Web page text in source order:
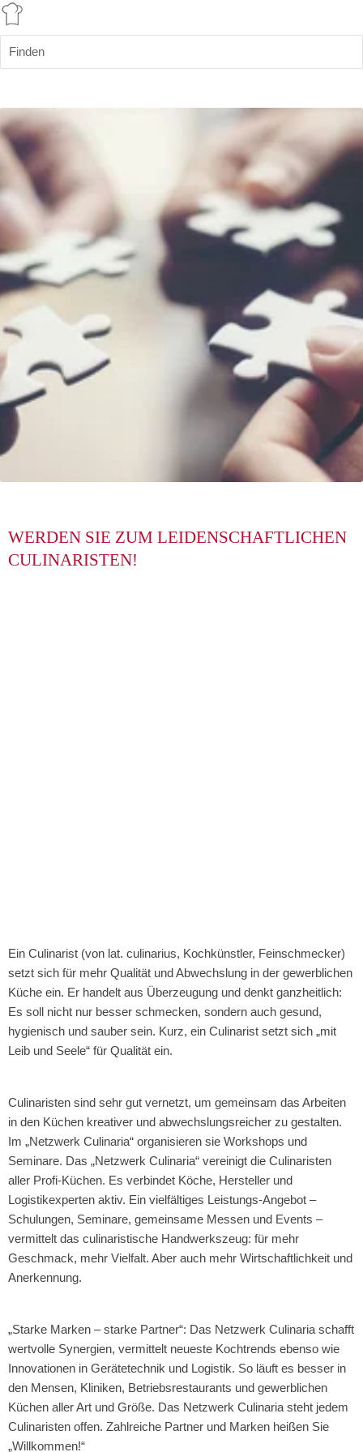
Finden
WERDEN SIE ZUM LEIDENSCHAFTLICHEN
CULINARISTEN!
Ein Culinarist (von lat. culinarius, Kochkünstler, Feinschmecker)
setzt sich für mehr Qualität und Abwechslung in der gewerblichen
Küche ein. Er handelt aus Überzeugung und denkt ganzheitlich:
Es soll nicht nur besser schmecken, sondern auch gesund,
hygienisch und sauber sein. Kurz, ein Culinarist setzt sich „mit
Leib und Seele“ für Qualität ein.
Culinaristen sind sehr gut vernetzt, um gemeinsam das Arbeiten
in den Küchen kreativer und abwechslungsreicher zu gestalten.
Im „Netzwerk Culinaria“ organisieren sie Workshops und
Seminare. Das „Netzwerk Culinaria“ vereinigt die Culinaristen
aller Profi-Küchen. Es verbindet Köche, Hersteller und
Logistikexperten aktiv. Ein vielfältiges Leistungs-Angebot –
Schulungen, Seminare, gemeinsame Messen und Events –
vermittelt das culinaristische Handwerkszeug: für mehr
Geschmack, mehr Vielfalt. Aber auch mehr Wirtschaftlichkeit und
Anerkennung.
„Starke Marken – starke Partner“: Das Netzwerk Culinaria schafft
wertvolle Synergien, vermittelt neueste Kochtrends ebenso wie
Innovationen in Gerätetechnik und Logistik. So läuft es besser in
den Mensen, Kliniken, Betriebsrestaurants und gewerblichen
Küchen aller Art und Größe. Das Netzwerk Culinaria steht jedem
Culinaristen offen. Zahlreiche Partner und Marken heißen Sie
„Willkommen!“